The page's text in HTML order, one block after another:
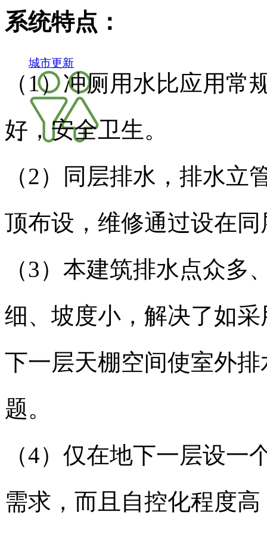
城市更新
系统特点：
（1）冲厕用水比应用常
好，安全卫生。
（2）同层排水，排水
顶布设，维修通过设在同
（3）本建筑排水点众
细、坡度小，解决了如
下一层天棚空间使室外
题。
（4）仅在地下一层设
需求，而且自控化程度